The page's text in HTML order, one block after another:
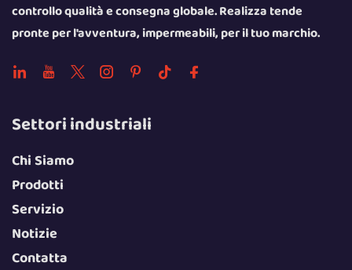
controllo qualità e consegna globale. Realizza tende
pronte per l'avventura, impermeabili, per il tuo marchio.
Settori industriali
Chi Siamo
Prodotti
Servizio
Notizie
Contatta